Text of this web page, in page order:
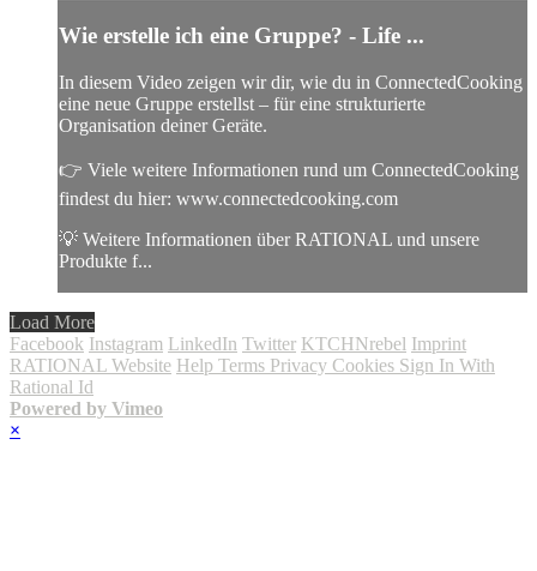
Wie erstelle ich eine Gruppe? - Life ...
In diesem Video zeigen wir dir, wie du in ConnectedCooking
eine neue Gruppe erstellst – für eine strukturierte
Organisation deiner Geräte.
👉 Viele weitere Informationen rund um ConnectedCooking
findest du hier: www.connectedcooking.com
💡 Weitere Informationen über RATIONAL und unsere
Produkte f...
Load More
Facebook Instagram LinkedIn Twitter KTCHNrebel Imprint
RATIONAL Website Help Terms Privacy Cookies Sign In With
Rational Id
Powered by Vimeo
×